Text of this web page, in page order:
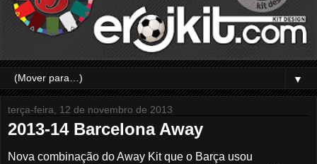
▼
terça-feira, 12 de novembro de 2013
2013-14 Barcelona Away
Nova combinação do Away Kit que o Barça usou